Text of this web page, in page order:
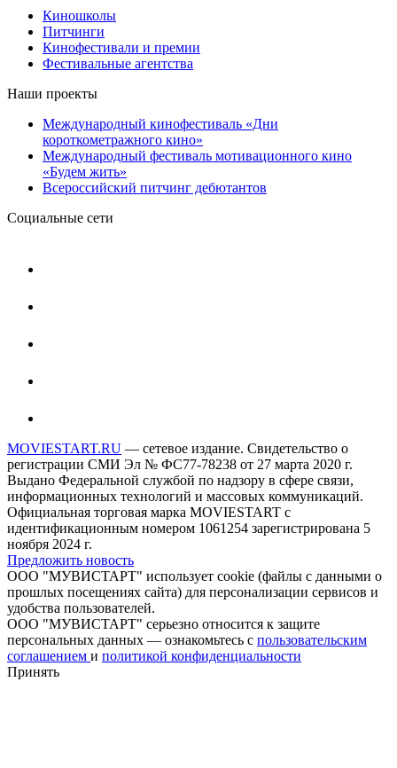
Киношколы
Питчинги
Кинофестивали и премии
Фестивальные агентства
Наши проекты
Международный кинофестиваль «Дни
короткометражного кино»
Международный фестиваль мотивационного кино
«Будем жить»
Всероссийский питчинг дебютантов
Социальные сети
MOVIESTART.RU — сетевое издание. Свидетельство о
регистрации СМИ Эл № ФС77-78238 от 27 марта 2020 г.
Выдано Федеральной службой по надзору в сфере связи,
информационных технологий и массовых коммуникаций.
Официальная торговая марка MOVIESTART с
идентификационным номером 1061254 зарегистрирована 5
ноября 2024 г.
Предложить новость
ООО "МУВИСТАРТ" использует cookie (файлы с данными о
прошлых посещениях сайта) для персонализации сервисов и
удобства пользователей.
ООО "МУВИСТАРТ" серьезно относится к защите
персональных данных — ознакомьтесь с пользовательским
соглашением и политикой конфиденциальности
Принять